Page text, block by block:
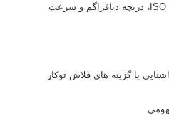
درک نوردهی – همراه با توضیح ISO، دریچه دیافراگم و سرعت
با گزینه های فلاش توکار